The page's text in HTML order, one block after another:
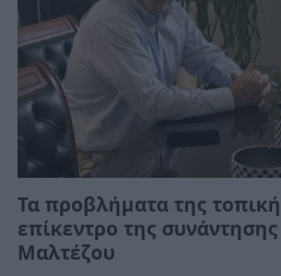
Τα προβλήματα της
επίκεντρο της
Μαλτέζου